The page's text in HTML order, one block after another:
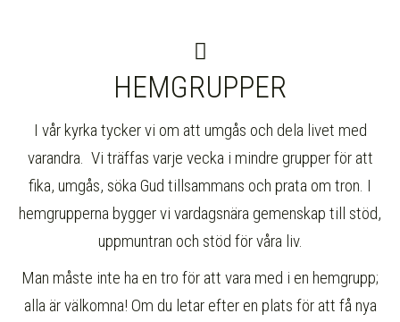
HEMGRUPPER
I vår kyrka tycker vi om att umgås och dela livet med
varandra. Vi träffas varje vecka i mindre grupper för att
fika, umgås, söka Gud tillsammans och prata om tron. I
hemgrupperna bygger vi vardagsnära gemenskap till stöd,
uppmuntran och stöd för våra liv.
Man måste inte ha en tro för att vara med i en hemgrupp;
alla är välkomna! Om du letar efter en plats för att få nya